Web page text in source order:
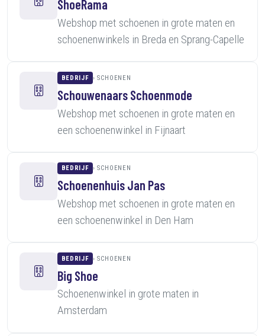
ShoeRama
Webshop met schoenen in grote maten en
schoenenwinkels in Breda en Sprang-Capelle
BEDRIJF SCHOENEN
Schouwenaars Schoenmode
Webshop met schoenen in grote maten en
een schoenenwinkel in Fijnaart
BEDRIJF SCHOENEN
Schoenenhuis Jan Pas
Webshop met schoenen in grote maten en
een schoenenwinkel in Den Ham
BEDRIJF SCHOENEN
Big Shoe
Schoenenwinkel in grote maten in
Amsterdam